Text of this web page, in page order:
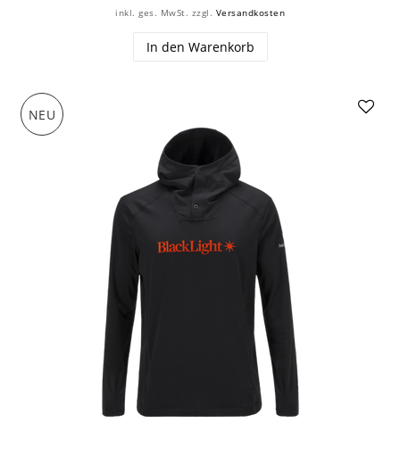
inkl. ges. MwSt. zzgl. Versandkosten
In den Warenkorb
NEU